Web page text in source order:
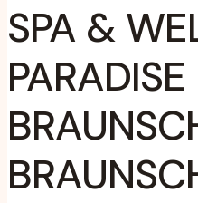
SPA &
PARADISE